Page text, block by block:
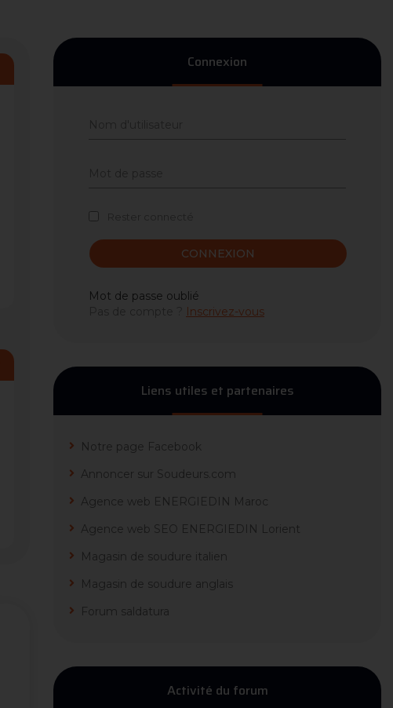
Connexion
CONNEXION
Mot de passe oublié
Inscrivez-vous
Liens utiles et partenaires
Notre page Facebook
Annoncer sur Soudeurs.com
Agence web ENERGIEDIN Maroc
Agence web SEO ENERGIEDIN Lorient
Magasin de soudure italien
Magasin de soudure anglais
Forum saldatura
Activité du forum